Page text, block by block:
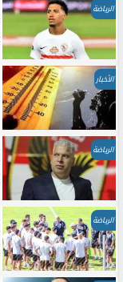
الرياضة
الأخبار
الرياضة
الرياضة